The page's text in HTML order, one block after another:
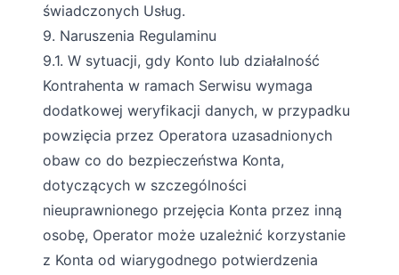
świadczonych Usług.
9. Naruszenia Regulaminu
9.1. W sytuacji, gdy Konto lub działalność
Kontrahenta w ramach Serwisu wymaga
dodatkowej weryfikacji danych, w przypadku
powzięcia przez Operatora uzasadnionych
obaw co do bezpieczeństwa Konta,
dotyczących w szczególności
nieuprawnionego przejęcia Konta przez inną
osobę, Operator może uzależnić korzystanie
z Konta od wiarygodnego potwierdzenia